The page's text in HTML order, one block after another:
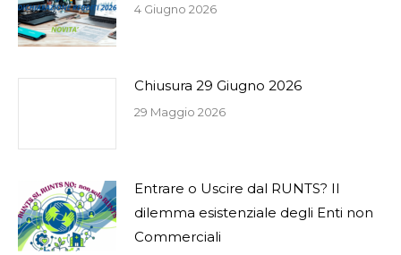
4 Giugno 2026
Chiusura 29 Giugno 2026
29 Maggio 2026
Entrare o Uscire dal RUNTS? Il
dilemma esistenziale degli Enti non
Commerciali